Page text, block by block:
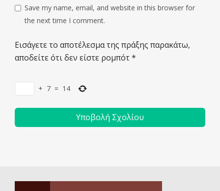
Save my name, email, and website in this browser for
the next time I comment.
Εισάγετε το αποτέλεσμα της πράξης παρακάτω,
αποδείτε ότι δεν είστε ρομπότ*
+ 7 = 14